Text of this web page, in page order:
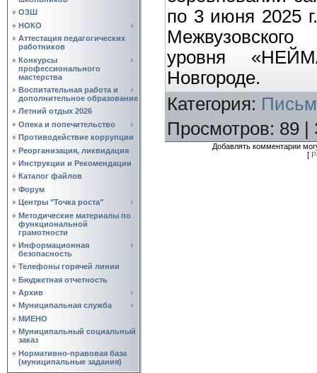
ОЗШ
НОКО
Аттестация педагогических
работников
Конкурсы
профессионального
мастерства
Воспитательная работа и
дополнительное образование
Летний отдых 2026
Опека и попечительство
Противодействие коррупции
Реорганизация, ликвидация
Инструкции и Рекомендации
Каталог файлов
Форум
Центры "Точка роста"
Методические материалы по
функциональной
грамотности
Информационная
безопасность
Телефоны горячей линии
Бюджетная отчетность
Архив
Муниципальная служба
МИЕНО
Муниципальный социальный
заказ
Нормативно‑правовая база
(муниципальные задания)
по 3 июня 2025
уровня
Новгороде.
Категория:
Просмотров: 89 |
Добавлять комментарии
[